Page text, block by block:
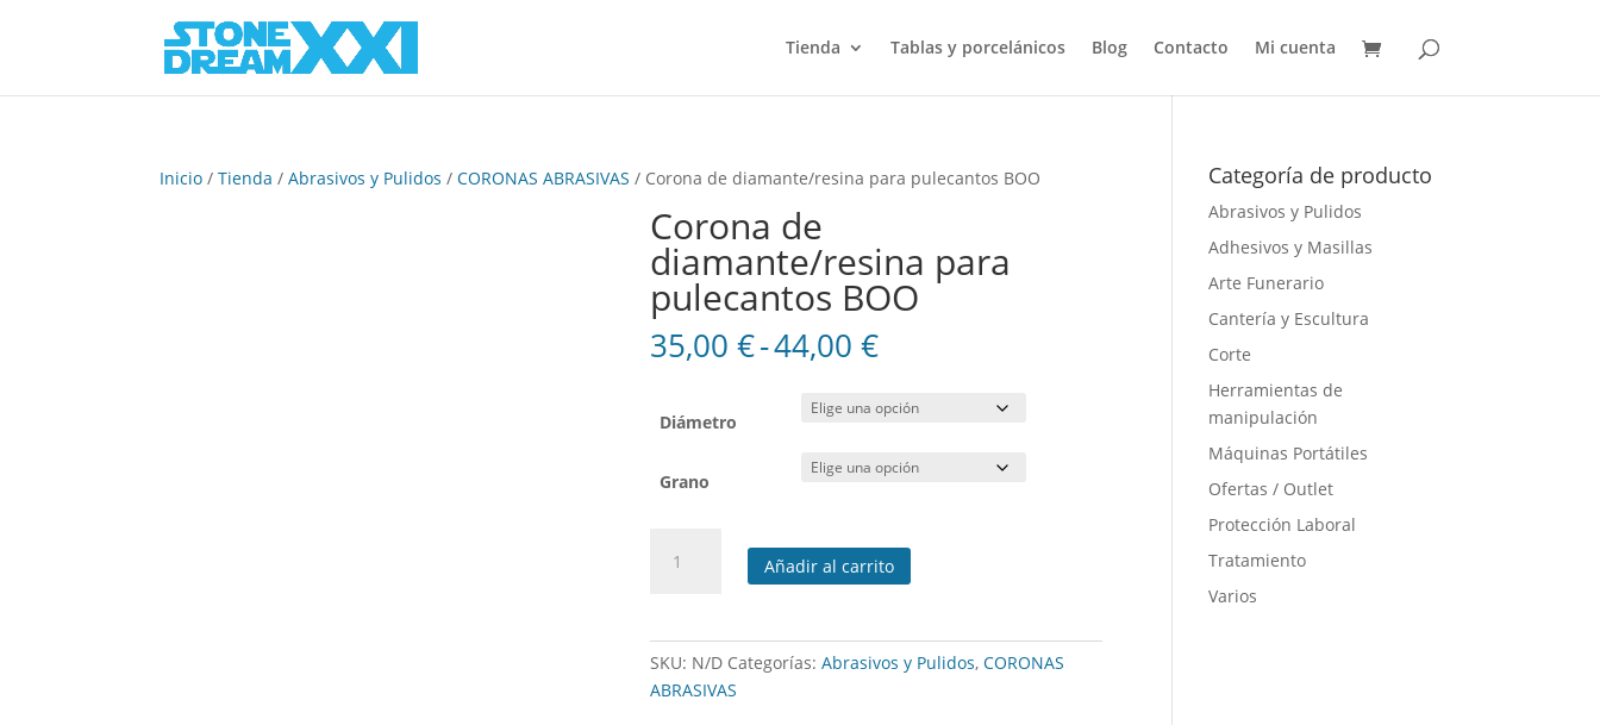
Tienda Tablas y porcelánicos Blog Contacto Mi cuenta
Inicio /Tienda /Abrasivos y Pulidos /CORONAS ABRASIVAS / Corona de diamante/resina para pulecantos BOO
Corona de
diamante/resina para
pulecantos BOO
35,00€-44,00€Rango
precios:
desde
35,00 €
hasta
Diámetro
Grano
Añadir al carrito
SKU: N/D Categorías:Abrasivos y Pulidos,CORONAS
ABRASIVAS
Categoría de producto
Abrasivos y Pulidos
Adhesivos y Masillas
Arte Funerario
Cantería y Escultura
Corte
Herramientas de
manipulación
Máquinas Portátiles
Ofertas / Outlet
Protección Laboral
Tratamiento
Varios